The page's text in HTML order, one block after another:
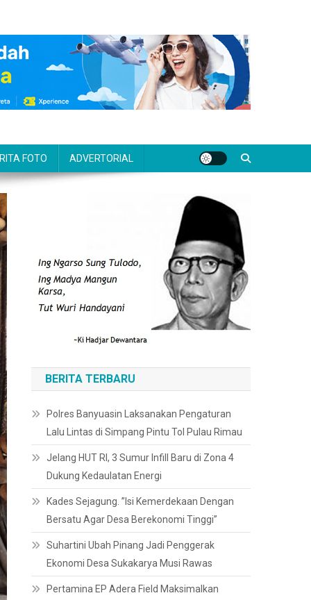
FOTO ADVERTORIAL
BERITA TERBARU
Polres Banyuasin Laksanakan Pengaturan
Lalu Lintas di Simpang Pintu Tol Pulau Rimau
Jelang HUT RI, 3 Sumur Infill Baru di Zona 4
Dukung Kedaulatan Energi
Kades Sejagung. ”Isi Kemerdekaan Dengan
Bersatu Agar Desa Berekonomi Tinggi”
Suhartini Ubah Pinang Jadi Penggerak
Ekonomi Desa Sukakarya Musi Rawas
Pertamina EP Adera Field Maksimalkan